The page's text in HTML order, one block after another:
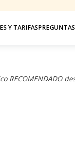
Y TARIFAS
RECOMENDADO